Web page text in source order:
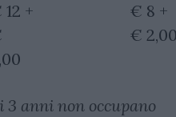
+
€ 8 +
€
anni non occupano